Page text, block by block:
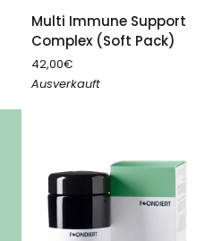
Multi
Immune
Support
Complex
(Soft
Multi Immune Support
Complex (Soft Pack)
42,00€
Ausverkauft